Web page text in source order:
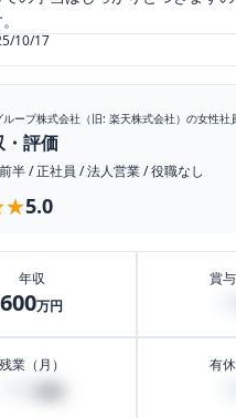
10/17
ープ株式会社（旧: 楽天株式会社） の女性社
・評価
半/正社員 /法人営業/役職なし
5.0
年収
600万円
賞
残業（月） 有